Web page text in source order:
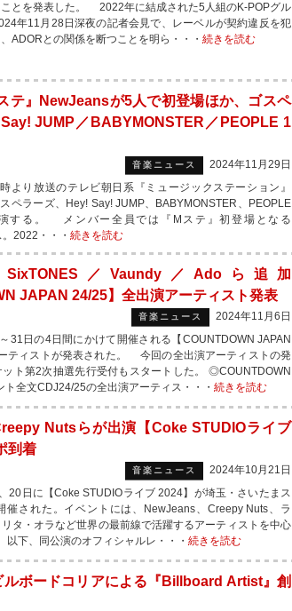
ことを発表した。 2022年に結成された5人組のK-POPグル
年11月28日深夜の記者会見で、レーベルが契約違反を犯
ADORとの関係を断つことを明ら・・・ 続きを読む
テ』NewJeansが5人で初登場ほか、ゴスペ
JUMP／BABYMONSTER／PEOPLE 1
音楽ニュース
2024年11月29日
より放送のテレビ朝日系『ミュージックステーション』
ペラーズ、Hey! Say! JUMP、BABYMONSTER、PEOPLE
する。 メンバー全員では『Mステ』初登場となる
2022・・・ 続きを読む
SixTONES／Vaundy／Adoら追加
JAPAN 24/25】全出演アーティスト発表
音楽ニュース
2024年11月6日
31日の4日間にかけて開催される【COUNTDOWN JAPAN
ティストが発表された。 今回の全出演アーティストの発
ト第2次抽選先行受付もスタートした。 ◎COUNTDOWN
ト全文CDJ24/25の全出演アーティス・・・ 続きを読む
Nutsらが出演【Coke STUDIOライブ
到着
音楽ニュース
2024年10月21日
20日に【Coke STUDIOライブ 2024】が埼玉・さいたまス
催された。イベントには、NewJeans、Creepy Nuts、ラ
タ・オラなど世界の最前線で活躍するアーティストを中心
以下、同公演のオフィシャルレ・・・ 続きを読む
ルボードコリアによる『Billboard Artist』創